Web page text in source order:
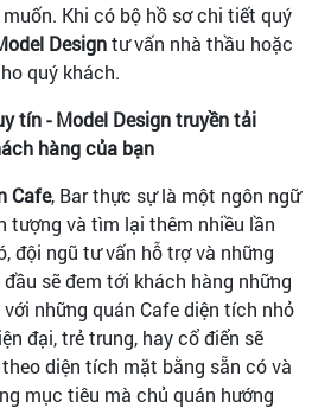
Khi có bộ hồ sơ chi tiết quý
Designtư vấn nhà thầu hoặc
quý khách.
tín - Model Design truyền tải
hàng của bạn
Cafe, Bar thực sự là một ngôn ngữ
tượng và tìm lại thêm nhiều lần
đội ngũ tư vấn hỗ trợ và những
sẽ đem tới khách hàng những
những quán Cafe diện tích nhỏ
đại, trẻ trung, hay cổ điển sẽ
diện tích mặt bằng sẵn có và
mục tiêu mà chủ quán hướng